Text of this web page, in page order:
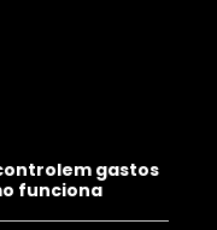
gastos
funciona